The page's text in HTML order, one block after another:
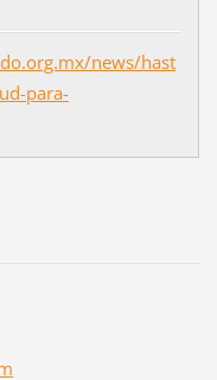
news/hast
para-